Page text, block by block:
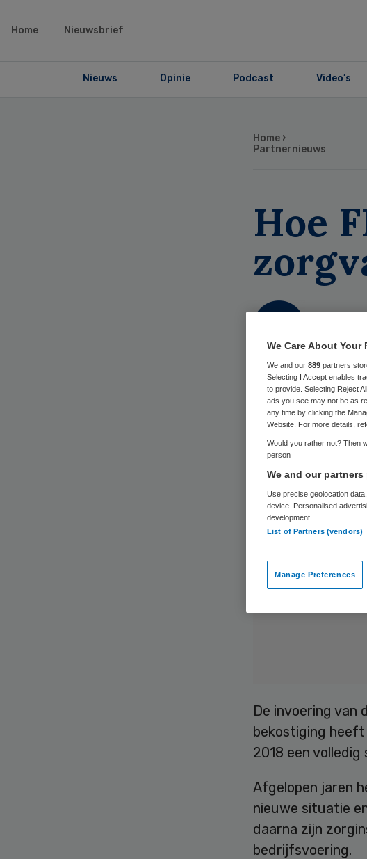
Home Nieuwsbrief
Nieuws Opinie Podcast Video’s
Home ›
Partnernieuws
Hoe
De invoering van
bekostiging heeft
2018 een
Afgelopen jaren
nieuwe situatie
daarna zijn
bedrijfsvoering.
We Care About Your
We and our 889 partners
Selecting I Accept enables
to provide. Selecting Reject
ads you see may not be as
any time by clicking the
Website. For more details,
Would you rather not? Then
person
We and our
Use precise geolocation
device. Personalised
development.
List of Partners (vendors)
Manage Preferences